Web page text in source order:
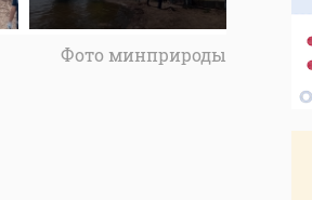
Фото минприроды